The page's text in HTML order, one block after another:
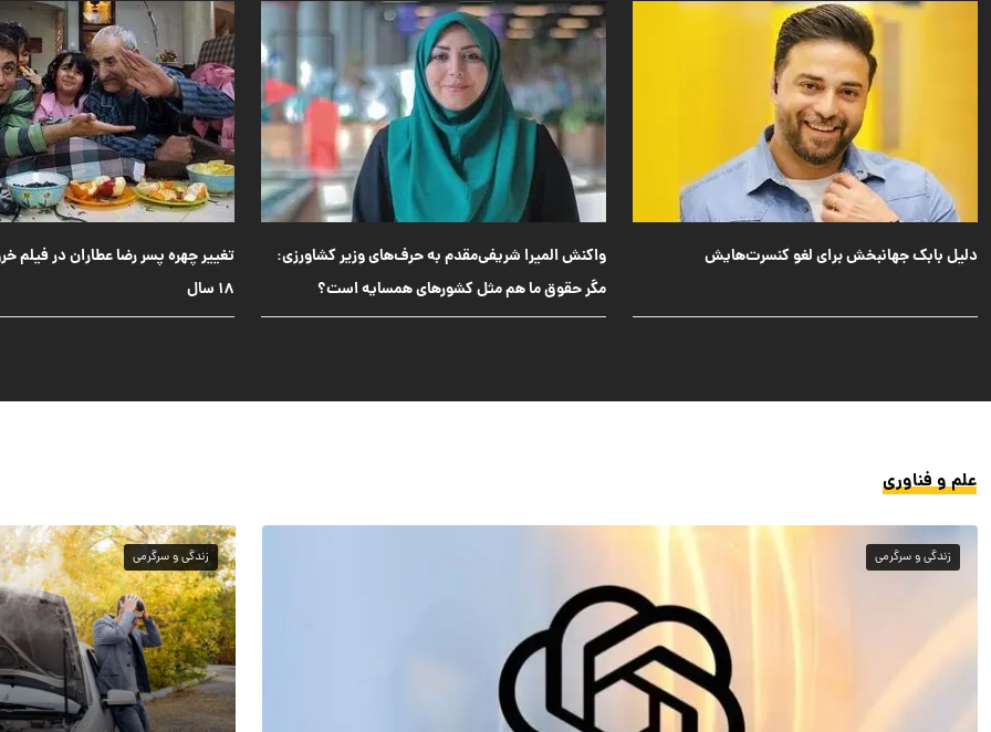
واکنش المیرا شریفی‌مقدم به حرف‌های وزیر کشاورزی:
تغییر چهره پسر رضا عطاران در فیلم خروس جنگی بعد از
۱۸ سال
۱۰ سال
علم و فناوری
زندگی و سرگرمی زندگی و سرگرمی